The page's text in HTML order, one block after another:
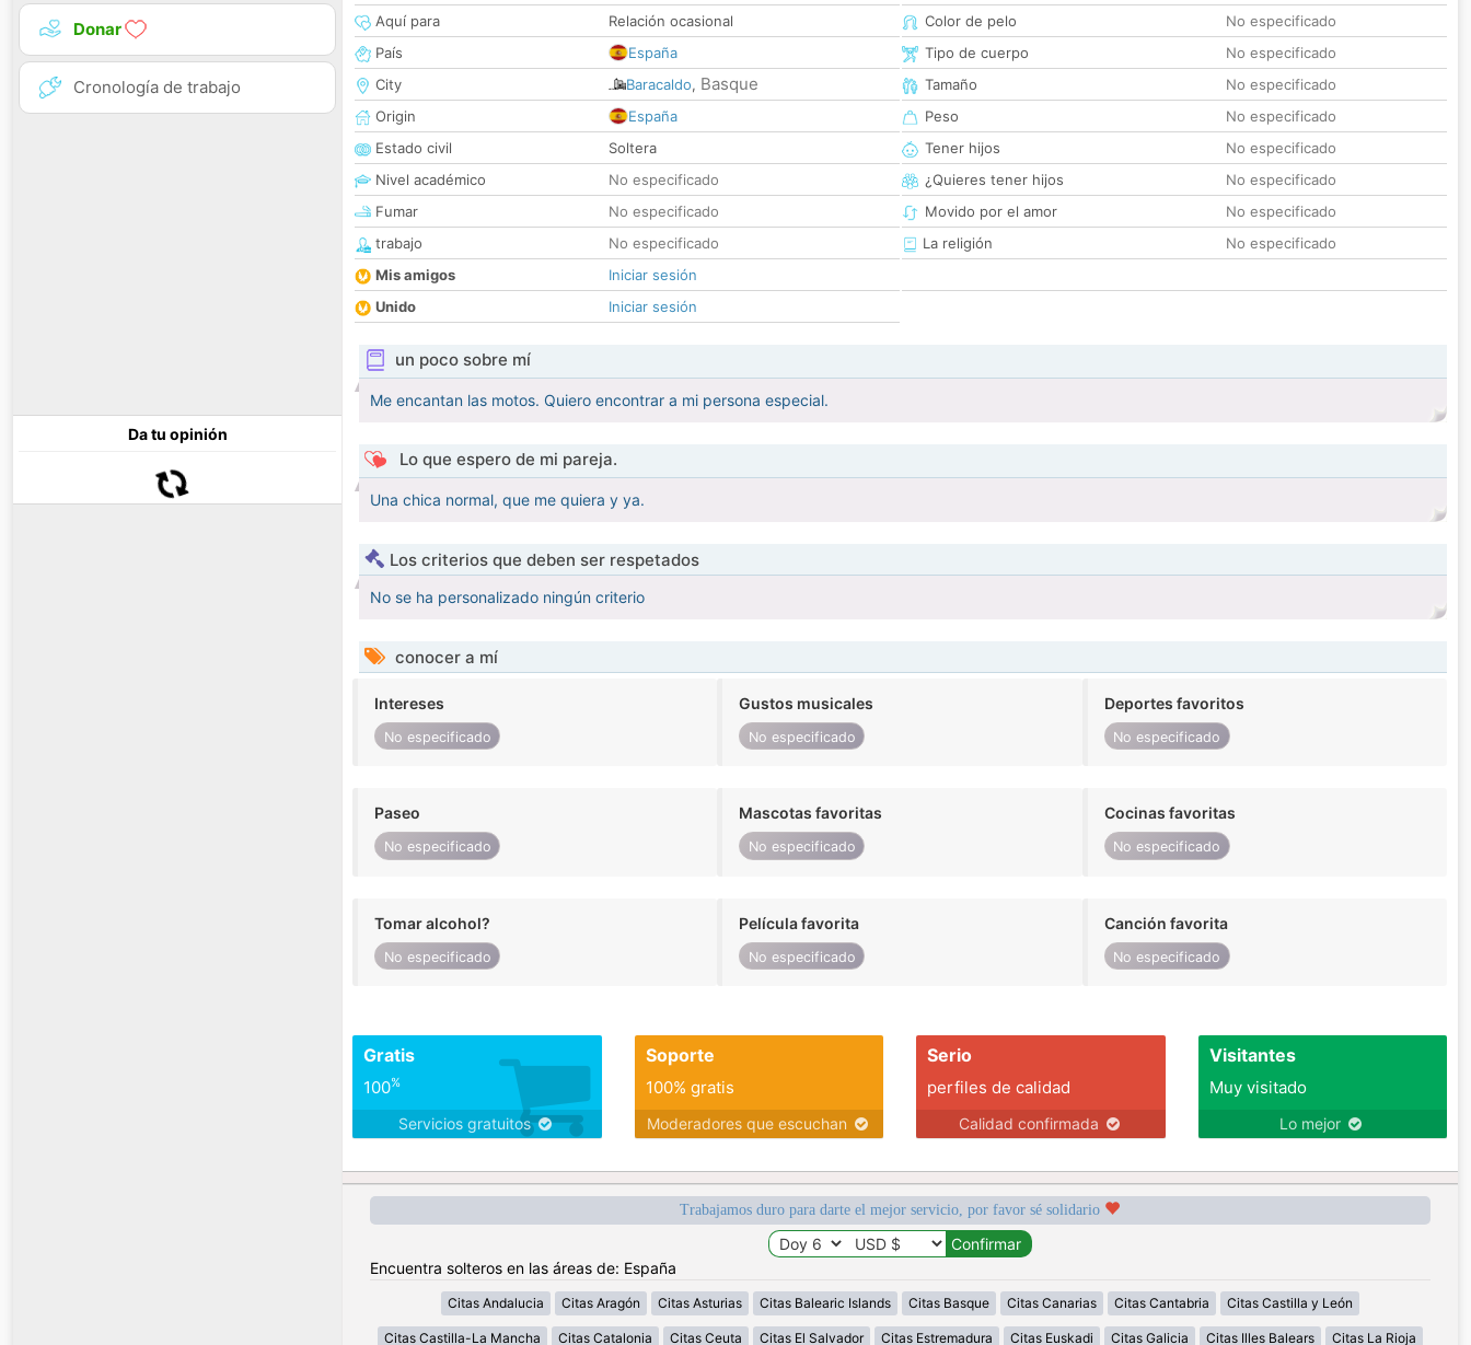
Donar
Cronología de trabajo
Da tu opinión
Aquí para
Relación ocasional
País
España
City
Baracaldo, Basque
Origin
España
Estado civil
Soltera
Nivel académico
No especificado
Fumar
No especificado
trabajo
No especificado
Mis amigos
Iniciar sesión
Unido
Iniciar sesión
Color de pelo
No especificado
Tipo de cuerpo
No especificado
Tamaño
No especificado
Peso
No especificado
Tener hijos
No especificado
¿Quieres tener hijos
No especificado
Movido por el amor
No especificado
La religión
No especificado
un poco sobre mí
Me encantan las motos. Quiero encontrar a mi persona especial.
Lo que espero de mi pareja.
Una chica normal, que me quiera y ya.
Los criterios que deben ser respetados
No se ha personalizado ningún criterio
conocer a mí
Intereses
No especificado
Gustos musicales
No especificado
Deportes favoritos
No especificado
Paseo
No especificado
Mascotas favoritas
No especificado
Cocinas favoritas
No especificado
Tomar alcohol?
No especificado
Película favorita
No especificado
Canción favorita
No especificado
Gratis
100%
Servicios gratuitos
Soporte
100% gratis
Moderadores que escuchan
Serio
perfiles de calidad
Calidad confirmada
Visitantes
Muy visitado
Lo mejor
Trabajamos duro para darte el mejor servicio, por favor sé solidario
Encuentra solteros en las áreas de: España
Citas Andalucia Citas Aragón Citas Asturias Citas Balearic Islands Citas Basque Citas Canarias Citas Cantabria Citas Castilla y León
Citas Castilla-La Mancha Citas Catalonia Citas Ceuta Citas El Salvador Citas Estremadura Citas Euskadi Citas Galicia Citas Illes Balears Citas La Rioja